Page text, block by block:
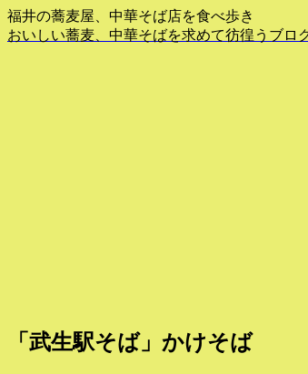
福井の蕎麦屋、中華そば店を食べ歩き
おいしい蕎麦、中華そばを求めて彷徨うブロ
「武生駅そば」かけそば